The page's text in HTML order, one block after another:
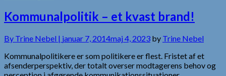
Kommunalpolitik – et kvast brand!
By Trine Nebel | januar 7, 2014maj 4, 2023 by Trine Nebel
Kommunalpolitikere er som politikere er flest. Fristet af et
afsenderperspektiv, der totalt overser modtagerens behov og